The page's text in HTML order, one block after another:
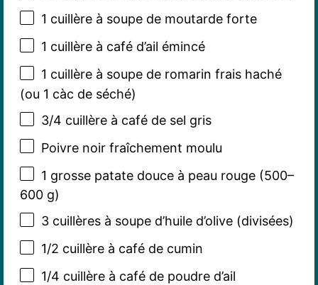
1 cuillère à soupe de moutarde forte
1 cuillère à café d’ail émincé
1 cuillère à soupe de romarin frais haché
(ou 1 càc de séché)
3/4 cuillère à café de sel gris
Poivre noir fraîchement moulu
1 grosse patate douce à peau rouge (500–
600g)
3cuillères à soupe d’huile d’olive (divisées)
1/2 cuillère à café de cumin
1/4 cuillère à café de poudre d’ail